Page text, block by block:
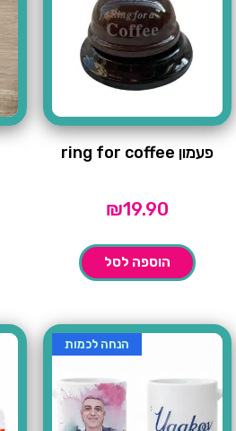
פעמון ring for coffee
₪19.90
הוספה לסל
הנחה לכמות